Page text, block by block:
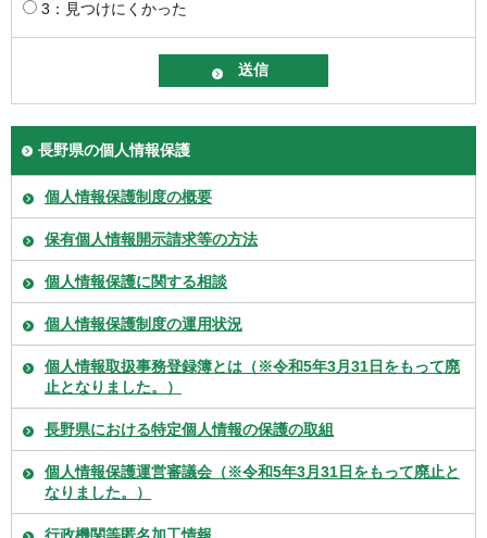
3：見つけにくかった
長野県の個人情報保護
個人情報保護制度の概要
保有個人情報開示請求等の方法
個人情報保護に関する相談
個人情報保護制度の運用状況
個人情報取扱事務登録簿とは（※令和5年3月31日をもって廃
止となりました。）
長野県における特定個人情報の保護の取組
個人情報保護運営審議会（※令和5年3月31日をもって廃止と
なりました。）